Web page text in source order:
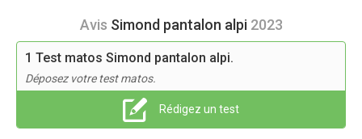
Avis Simond pantalon alpi 2023
1 Test matos Simond pantalon alpi.
Déposez votre test matos.
Rédigez un test